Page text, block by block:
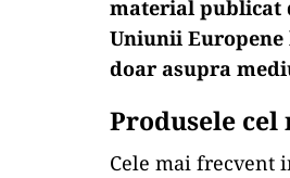
material publicat
Uniunii
doar asupra
Produsele cel
Cele mai frecvent